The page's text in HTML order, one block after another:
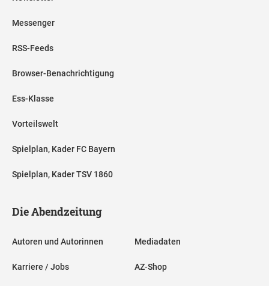
Messenger
RSS-Feeds
Browser-Benachrichtigung
Ess-Klasse
Vorteilswelt
Spielplan, Kader FC Bayern
Spielplan, Kader TSV 1860
Die Abendzeitung
Autoren und Autorinnen
Karriere / Jobs
Mediadaten
AZ-Shop